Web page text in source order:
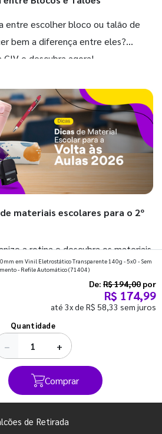
entre escolher bloco ou talão de
bem a diferença entre eles?
e descubra agora!
materiais escolares para o 2º
a rotina e descubra os materiais
para começar o segundo
em Vinil Eletrostático Transparente 140g - 5x0 - Sem
- Refile Automático(71404)
De: R$ 194,00 por
R$ 174,99
até 3x de R$ 58,33 sem juros
Quantidade
− +
Comprar
de Retirada